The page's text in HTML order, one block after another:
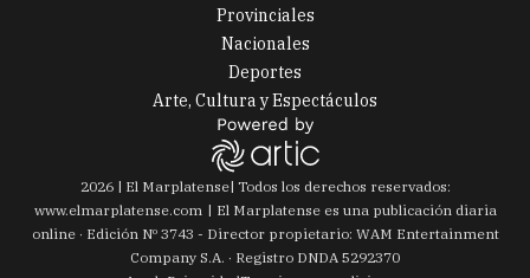
Provinciales
Nacionales
Deportes
Arte, Cultura y Espectáculos
2026| El Marplatense| Todos los derechos reservados:
www.elmarplatense.com
El Marplatense es una publicación diaria
online · Edición Nº 3743 - Director propietario: WAM Entertainment
Company S.A. · Registro DNDA 5292370